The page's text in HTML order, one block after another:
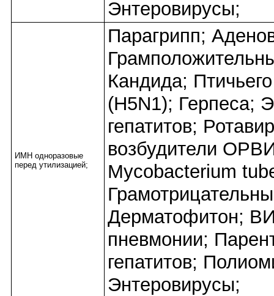
Энтеровирусы;
ИМН одноразовые
перед утилизацией;
Парагрипп;
Кандида;
(H5N1); Герпеса;
гепатитов;
возбудители
Mycobacterium
Дерматофитон;
пневмонии;
гепатитов;
Энтеровирусы;